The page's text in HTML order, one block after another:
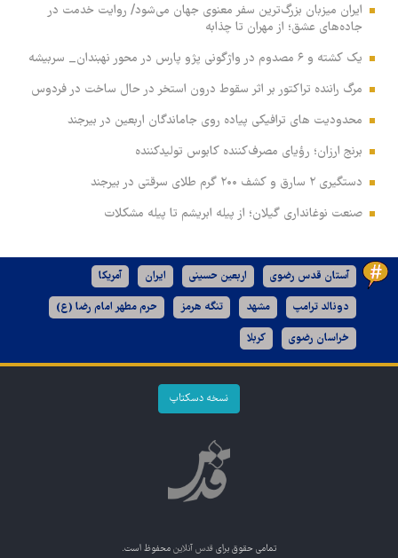
ایران میزبان بزرگ‌ترین سفر معنوی جهان می‌شود/ روایت خدمت در
جاده‌های عشق؛ از مهران تا چذابه
یک کشته و ۶ مصدوم در واژگونی پژو پارس در محور نهبندان_ سربیشه
مرگ راننده تراکتور بر اثر سقوط درون استخر در حال ساخت در فردوس
محدودیت های ترافیکی پیاده روی جاماندگان اربعین در بیرجند
برنج ارزان؛ رؤیای مصرف‌کننده کابوس تولیدکننده
دستگیری ۲ سارق و کشف ۲۰۰ گرم طلای سرقتی در بیرجند
صنعت نوغانداری گیلان؛ از پیله ابریشم تا پیله مشکلات
آستان قدس رضوی اربعین حسینی ایران آمریکا
دونالد ترامپ مشهد تنگه هرمز حرم مطهر امام رضا (ع)
خراسان رضوی کربلا
نسخه دسکتاپ
تمامی حقوق برای قدس آنلاین محفوظ است.